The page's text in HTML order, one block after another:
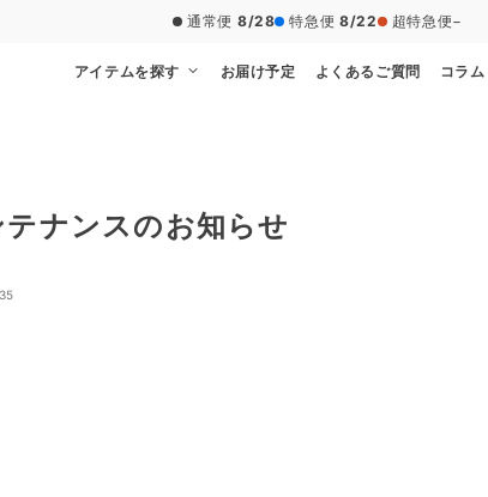
通常便 8/28 特急便 8/22 超特急便−
アイテムを探す お届け予定 よくあるご質問 コラム
ナンスのお知らせ